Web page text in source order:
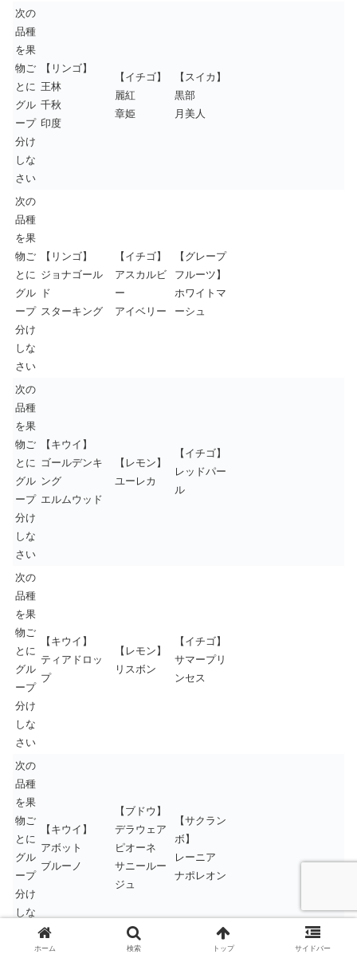
次の
品種
を果
物ご
とに
グル
ープ
分け
しな
さい
【リンゴ】
王林
千秋
印度
【イチゴ】
麗紅
章姫
【スイカ】
黒部
月美人
次の
品種
を果
物ご
とに
グル
ープ
分け
しな
さい
【リンゴ】
ジョナゴール
ド
スターキング
【イチゴ】
アスカルビ
ー
アイベリー
【グレープ
フルーツ】
ホワイトマ
ーシュ
次の
品種
を果
物ご
とに
グル
ープ
分け
しな
さい
【キウイ】
ゴールデンキ
ング
エルムウッド
【レモン】
ユーレカ
【イチゴ】
レッドパー
ル
次の
品種
を果
物ご
とに
グル
ープ
分け
しな
さい
【キウイ】
ティアドロッ
プ
【レモン】
リスボン
【イチゴ】
サマープリ
ンセス
次の
品種
を果
物ご
とに
グル
ープ
分け
しな
【キウイ】
アボット
ブルーノ
【ブドウ】
デラウェア
ピオーネ
サニールー
ジュ
【サクラン
ボ】
レーニア
ナポレオン
次のホーム 検索 トップ サイドバー